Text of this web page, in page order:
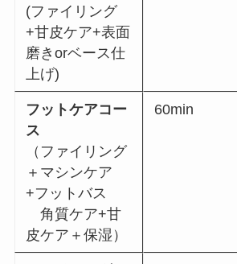
(ファイリング
+甘皮ケア+表面
磨きorベース仕
上げ)
フットケアコー
ス
（ファイリング
＋マシンケア
+フットバス
角質ケア+甘
皮ケア＋保湿）
60min